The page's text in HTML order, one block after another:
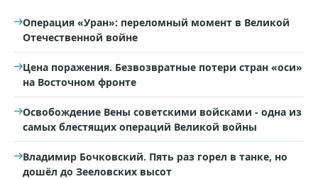
Операция «Уран»: переломный момент в Великой
Отечественной войне
Цена поражения. Безвозвратные потери стран «оси»
на Восточном фронте
Освобождение Вены советскими войсками - одна из
самых блестящих операций Великой войны
Владимир Бочковский. Пять раз горел в танке, но
дошёл до Зееловских высот